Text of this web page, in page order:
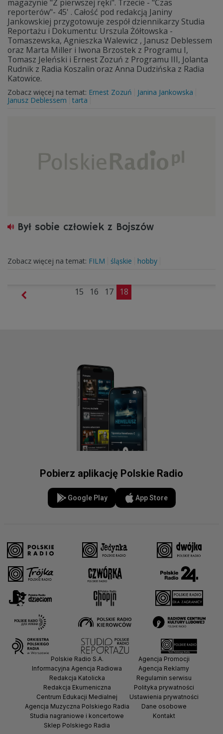
magazynie "Z pierwszej ręki". Trzecie - "Czas
reporterów"- 45' . Całość pod redakcją Janiny
Jankowskiej przygotowuje zespół dziennikarzy Studia
Reportażu i Dokumentu: Urszula Żółtowska -
Tomaszewska, Agnieszka Walewicz , Janusz Deblessem
oraz Marta Miller i Iwona Brzostek z Programu I,
Tomasz Jeleński i Ernest Zozuń z Programu III, Jolanta
Rudnik z Radia Koszalin oraz Anna Dudzińska z Radia
Katowice.
Zobacz więcej na temat: Ernest Zozuń
Janina Jankowska
Janusz Deblessem
tarta
Był sobie człowiek z Bojszów
Zobacz więcej na temat: FILM śląskie hobby
15 16 17 18
Pobierz aplikację Polskie Radio
Google Play App Store
Polskie Radio S.A.
Informacyjna Agencja Radiowa
Redakcja Katolicka
Redakcja Ekumeniczna
Centrum Edukacji Medialnej
Agencja Muzyczna Polskiego Radia
Studia nagraniowe i koncertowe
Sklep Polskiego Radia
Agencja Promocji
Agencja Reklamy
Regulamin serwisu
Polityka prywatności
Ustawienia prywatności
Dane osobowe
Kontakt